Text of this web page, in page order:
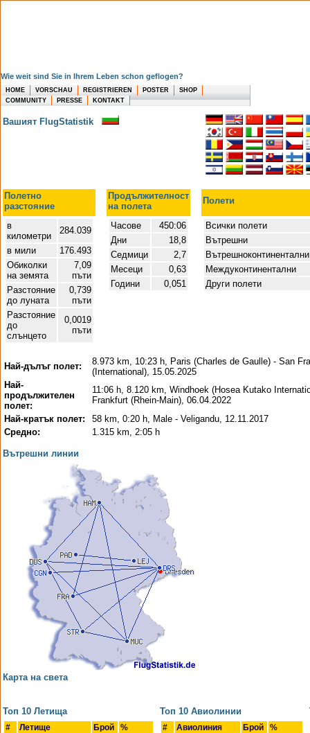
Wie weit sind Sie in Ihrem Leben schon geflogen?
HOME VORSCHAU REGISTRIEREN POSTER
SHOP
COMMUNITY
PRESSE KONTAKT
Вашият FlugStatistik
Полетно
разстояние
Продължителност
на полета
Полети
в
километри
284.039
в мили
176.493
Обиколки
на земята
7,09
пъти
Разстояние
до луната
0,739
пъти
Разстояние
до
слънцето
0,0019
пъти
Часове
450:06
Дни
18,8
Седмици
2,7
Месеци
0,63
Години
0,051
Всички полети
Вътрешни
Междуконтинентални
Други полети
Най-дълъг полет:
8.973 km, 10:23 h, Paris (Charles de Gaulle) - San
(International), 15.05.2025
Най-
продължителен
полет:
11:06 h, 8.120 km, Windhoek (Hosea Kutako
Frankfurt (Rhein-Main), 06.04.2022
Най-кратък полет:
58 km, 0:20 h, Male - Veligandu, 12.11.2017
Средно:
1.315 km, 2:05 h
Вътрешни линии
Карта на света
Топ 10 Летища
# Летище Брой %
Топ 10 Авиолинии
# Авиолиния Брой %